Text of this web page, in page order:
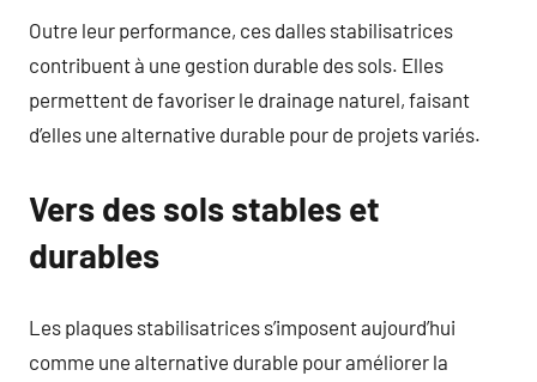
Outre leur performance, ces dalles stabilisatrices
contribuent à une gestion durable des sols. Elles
permettent de favoriser le drainage naturel, faisant
d’elles une alternative durable pour de projets variés.
Vers des sols stables et
durables
Les plaques stabilisatrices s’imposent aujourd’hui
comme une alternative durable pour améliorer la